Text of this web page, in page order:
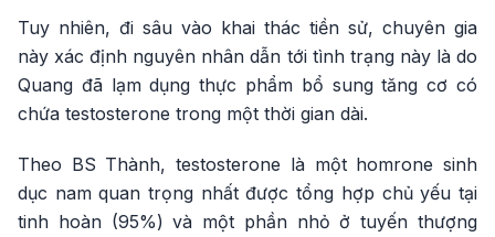
Tuy nhiên, đi sâu vào khai thác tiền sử, chuyên gia
này xác định nguyên nhân dẫn tới tình trạng này là do
Quang đã lạm dụng thực phẩm bổ sung tăng cơ có
chứa testosterone trong một thời gian dài.
Theo BS Thành, testosterone là một homrone sinh
dục nam quan trọng nhất được tổng hợp chủ yếu tại
tinh hoàn (95%) và một phần nhỏ ở tuyến thượng